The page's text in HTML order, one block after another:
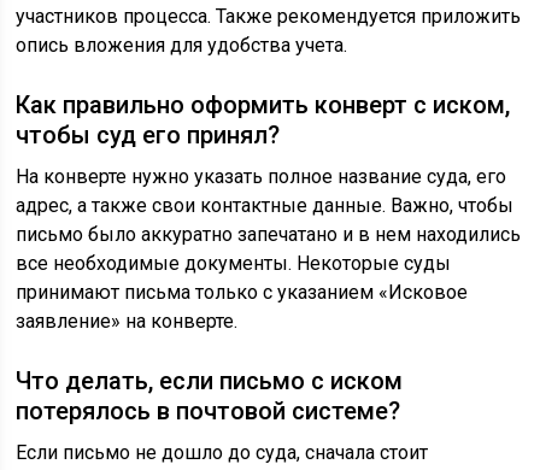
участников процесса. Также рекомендуется приложить
опись вложения для удобства учета.
Как правильно оформить конверт с иском,
чтобы суд его принял?
На конверте нужно указать полное название суда, его
адрес, а также свои контактные данные. Важно, чтобы
письмо было аккуратно запечатано и в нем находились
все необходимые документы. Некоторые суды
принимают письма только с указанием «Исковое
заявление» на конверте.
Что делать, если письмо с иском
потерялось в почтовой системе?
Если письмо не дошло до суда, сначала стоит